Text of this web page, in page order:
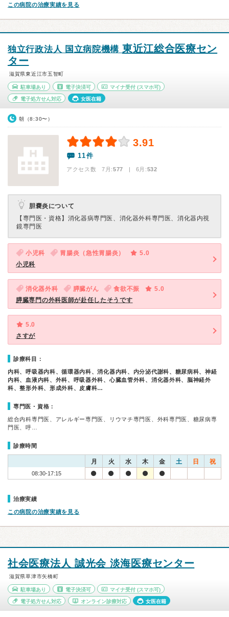
この病院の治療実績を見る
独立行政法人 国立病院機構 東近江総合医療セン
ター
滋賀県東近江市五智町
駐車場あり 電子決済可 マイナ受付 (スマホ可)
電子処方せん対応 女医在籍
朝（8:30〜）
3.91
11件
アクセス数 7月:577 | 6月:532
胆嚢炎について
【専門医・資格】 消化器病専門医、消化器外科専門医、消化器内視
鏡専門医
小児科 胃腸炎（急性胃腸炎）
5.0
小児科
消化器外科 膵臓がん 食欲不振
5.0
膵臓専門の外科医師が赴任したそうです
5.0
さすが
診療科目：
内科、呼吸器内科、循環器内科、消化器内科、内分泌代謝科、糖尿病科、神経
内科、血液内科、外科、呼吸器外科、心臓血管外科、消化器外科、脳神経外
科、整形外科、形成外科、皮膚科…
専門医・資格：
総合内科専門医、アレルギー専門医、リウマチ専門医、外科専門医、糖尿病専
門医、呼…
診療時間
月 火 水 木 金 土 日 祝
08:30-17:15
治療実績
この病院の治療実績を見る
社会医療法人 誠光会 淡海医療センター
滋賀県草津市矢橋町
駐車場あり 電子決済可 マイナ受付 (スマホ可)
電子処方せん対応 オンライン診療対応 女医在籍